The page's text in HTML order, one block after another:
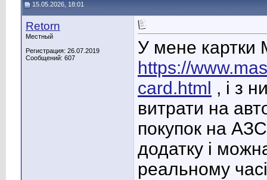
15.05.2026, 18:01
Retorn
Местный
Регистрация: 26.07.2019
Сообщений: 607
У мене картки
https://
card.html , і з
витрати на
покупок на
додатку і
реальному